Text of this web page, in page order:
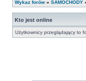
Wykaz forów » SAMOCHODY
Kto jest online
Użytkownicy przeglądający to